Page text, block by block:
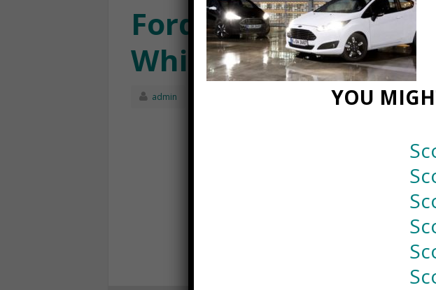
Ford-Fiesta-e-Ka-
White5-712×534-
admin 0 Comments
YOU